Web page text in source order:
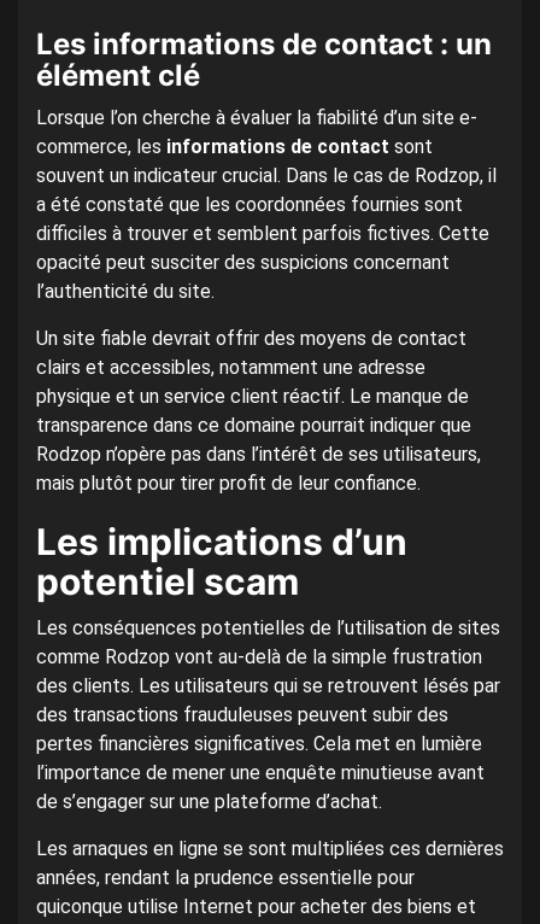
Les informations de contact : un
élément clé
Lorsque l’on cherche à évaluer la fiabilité d’un site e-
commerce, les informations de contact sont
souvent un indicateur crucial. Dans le cas de Rodzop, il
a été constaté que les coordonnées fournies sont
difficiles à trouver et semblent parfois fictives. Cette
opacité peut susciter des suspicions concernant
l’authenticité du site.
Un site fiable devrait offrir des moyens de contact
clairs et accessibles, notamment une adresse
physique et un service client réactif. Le manque de
transparence dans ce domaine pourrait indiquer que
Rodzop n’opère pas dans l’intérêt de ses utilisateurs,
mais plutôt pour tirer profit de leur confiance.
Les implications d’un
potentiel scam
Les conséquences potentielles de l’utilisation de sites
comme Rodzop vont au-delà de la simple frustration
des clients. Les utilisateurs qui se retrouvent lésés par
des transactions frauduleuses peuvent subir des
pertes financières significatives. Cela met en lumière
l’importance de mener une enquête minutieuse avant
de s’engager sur une plateforme d’achat.
Les arnaques en ligne se sont multipliées ces dernières
années, rendant la prudence essentielle pour
quiconque utilise Internet pour acheter des biens et